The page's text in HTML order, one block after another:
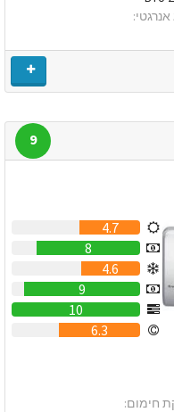
אנרגטי:
9
4.7
8
4.6
9
10
6.3
חימום: